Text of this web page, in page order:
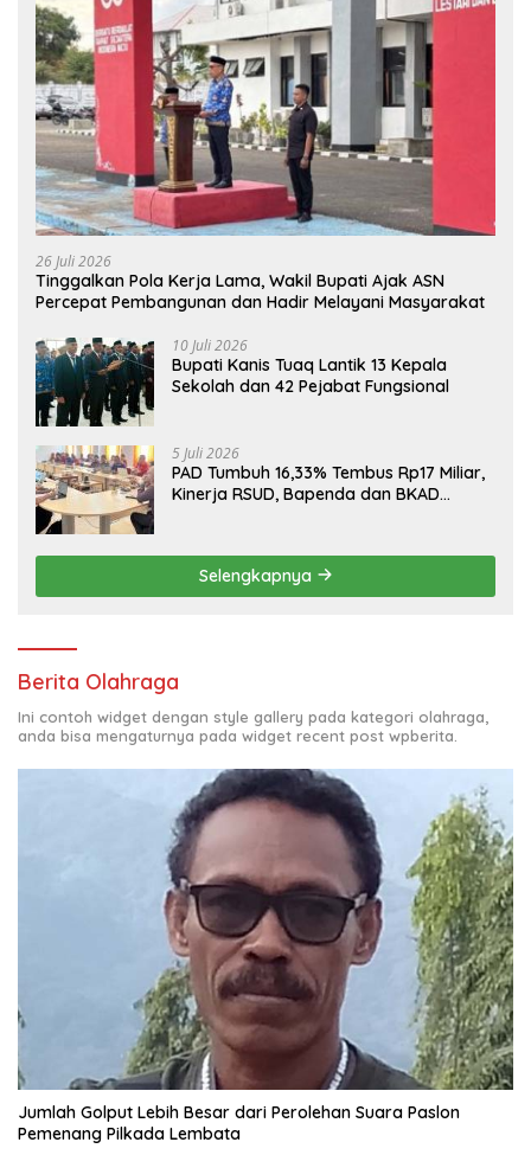
26 Juli 2026
Tinggalkan Pola Kerja Lama, Wakil Bupati Ajak ASN
Percepat Pembangunan dan Hadir Melayani Masyarakat
10 Juli 2026
Bupati Kanis Tuaq Lantik 13 Kepala
Sekolah dan 42 Pejabat Fungsional
5 Juli 2026
PAD Tumbuh 16,33% Tembus Rp17 Miliar,
Kinerja RSUD, Bapenda dan BKAD
Selengkapnya
Berita Olahraga
Ini contoh widget dengan style gallery pada kategori olahraga,
anda bisa mengaturnya pada widget recent post wpberita.
Jumlah Golput Lebih Besar dari Perolehan Suara Paslon
Pemenang Pilkada Lembata